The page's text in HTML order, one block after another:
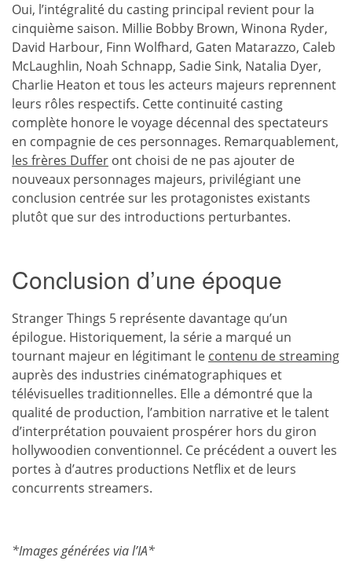
Oui, l’intégralité du casting principal revient pour la
cinquième saison. Millie Bobby Brown, Winona Ryder,
David Harbour, Finn Wolfhard, Gaten Matarazzo, Caleb
McLaughlin, Noah Schnapp, Sadie Sink, Natalia Dyer,
Charlie Heaton et tous les acteurs majeurs reprennent
leurs rôles respectifs. Cette continuité casting
complète honore le voyage décennal des spectateurs
en compagnie de ces personnages. Remarquablement,
les frères Duffer ont choisi de ne pas ajouter de
nouveaux personnages majeurs, privilégiant une
conclusion centrée sur les protagonistes existants
plutôt que sur des introductions perturbantes.
Conclusion d’une époque
Stranger Things 5 représente davantage qu’un
épilogue. Historiquement, la série a marqué un
tournant majeur en légitimant le contenu de streaming
auprès des industries cinématographiques et
télévisuelles traditionnelles. Elle a démontré que la
qualité de production, l’ambition narrative et le talent
d’interprétation pouvaient prospérer hors du giron
hollywoodien conventionnel. Ce précédent a ouvert les
portes à d’autres productions Netflix et de leurs
concurrents streamers.
*Images générées via l’IA*